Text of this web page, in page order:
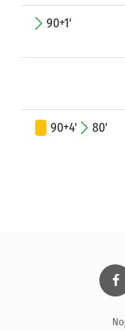
90+1'
90+4' 80'